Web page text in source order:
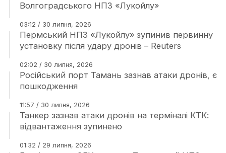
Волгоградського НПЗ «Лукойлу»
03:12 / 30 липня, 2026
Пермський НПЗ «Лукойлу» зупинив первинну
установку після удару дронів – Reuters
02:02 / 30 липня, 2026
Російський порт Тамань зазнав атаки дронів, є
пошкодження
11:57 / 30 липня, 2026
Танкер зазнав атаки дронів на терміналі КТК:
відвантаження зупинено
01:32 / 29 липня, 2026